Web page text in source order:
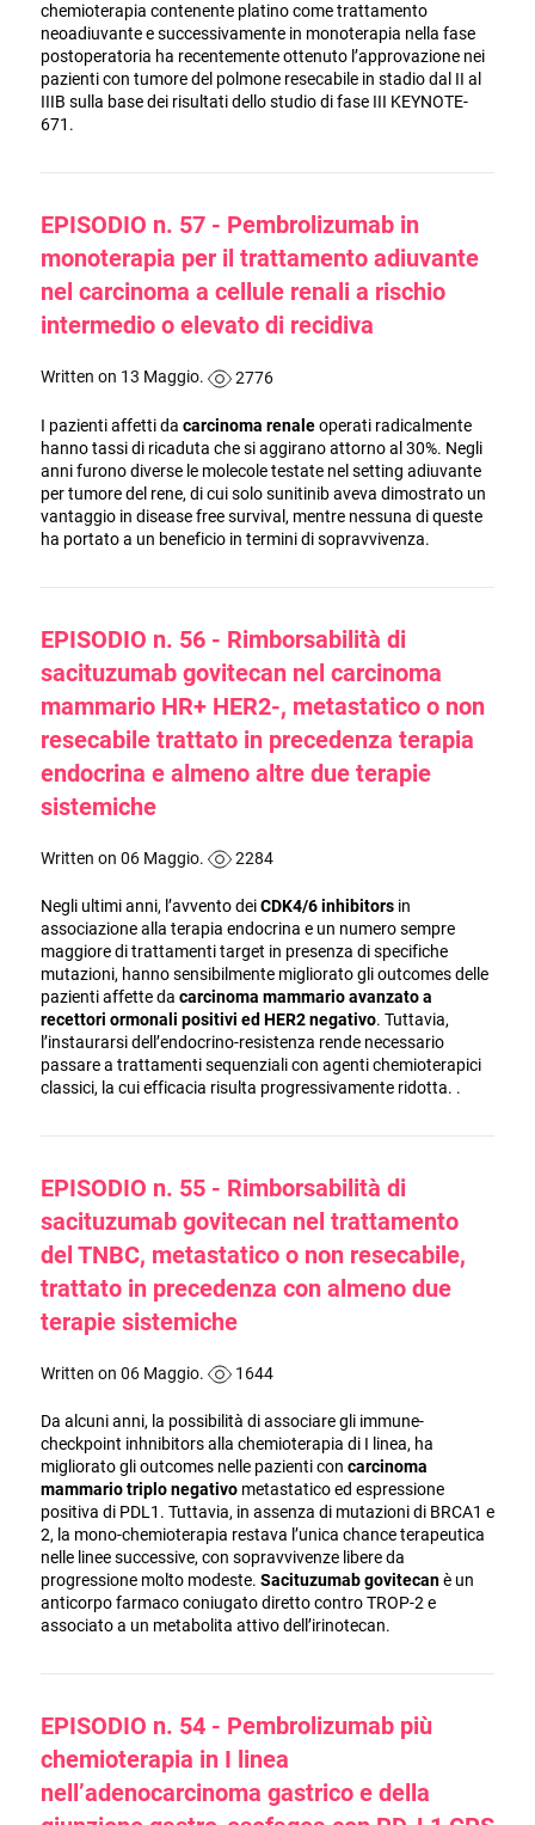
chemioterapia contenente platino come trattamento
neoadiuvante e successivamente in monoterapia nella fase
postoperatoria ha recentemente ottenuto l’approvazione nei
pazienti con tumore del polmone resecabile in stadio dal II al
IIIB sulla base dei risultati dello studio di fase III KEYNOTE-
671.
EPISODIO n. 57 - Pembrolizumab in
monoterapia per il trattamento adiuvante
nel carcinoma a cellule renali a rischio
intermedio o elevato di recidiva
Written on 13 Maggio. 2776
I pazienti affetti da carcinoma renaleoperati radicalmente
hanno tassi di ricaduta che si aggirano attorno al 30%. Negli
anni furono diverse le molecole testate nel setting adiuvante
per tumore del rene, di cui solo sunitinib aveva dimostrato un
vantaggio in disease free survival, mentre nessuna di queste
ha portato a un beneficio in termini di sopravvivenza.
EPISODIO n. 56 - Rimborsabilità di
sacituzumab govitecan nel carcinoma
mammario HR+ HER2-, metastatico o non
resecabile trattato in precedenza terapia
endocrina e almeno altre due terapie
sistemiche
Written on 06 Maggio. 2284
Negli ultimi anni, l’avvento deiCDK4/6 inhibitors in
associazione alla terapia endocrina e un numero sempre
maggiore di trattamenti target in presenza di specifiche
mutazioni, hanno sensibilmente migliorato gli outcomes delle
pazienti affette da carcinoma mammario avanzato a
recettori ormonali positivi ed HER2 negativo. Tuttavia,
l’instaurarsi dell’endocrino-resistenza rende necessario
passare a trattamenti sequenziali con agenti chemioterapici
classici, la cui efficacia risulta progressivamente ridotta. .
EPISODIO n. 55 - Rimborsabilità di
sacituzumab govitecan nel trattamento
del TNBC, metastatico o non resecabile,
trattato in precedenza con almeno due
terapie sistemiche
Written on 06 Maggio. 1644
Da alcuni anni, la possibilità di associare gli immune-
checkpoint inhnibitors alla chemioterapia di I linea, ha
migliorato gli outcomes nelle pazienti con carcinoma
mammario triplo negativo metastatico ed espressione
positiva di PDL1. Tuttavia, in assenza di mutazioni di BRCA1 e
2, la mono-chemioterapia restava l’unica chance terapeutica
nelle linee successive, con sopravvivenze libere da
progressione molto modeste. Sacituzumab govitecanè un
anticorpo farmaco coniugato diretto contro TROP-2 e
associato a un metabolita attivo dell’irinotecan.
EPISODIO n. 54 - Pembrolizumab più
chemioterapia in I linea
nell’adenocarcinoma gastrico e della